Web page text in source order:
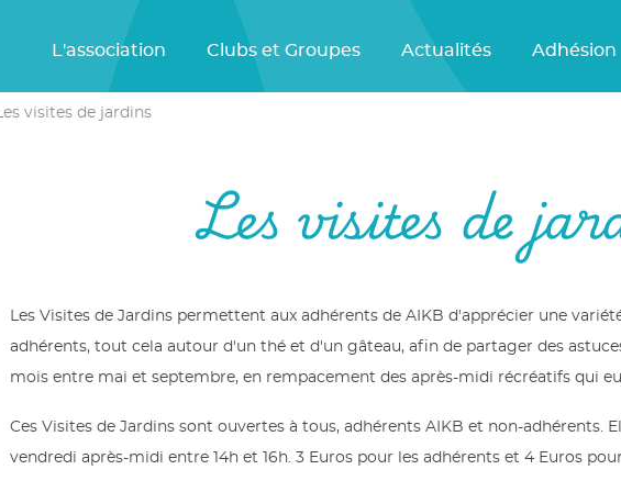
L'association Clubs et Groupes Actualités Adhésion
Les visites de jardins
Les visites de
Les Visites de Jardins permettent aux adhérents de AIKB d'apprécier une
adhérents, tout cela autour d'un thé et d'un gâteau, afin de partager des
mois entre mai et septembre, en rempacement des après-midi récréatifs qui
Ces Visites de Jardins sont ouvertes à tous, adhérents AIKB et non-adhérents.
vendredi après-midi entre 14h et 16h. 3 Euros pour les adhérents et 4 Euros